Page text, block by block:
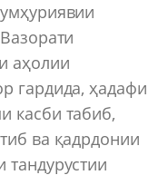
аҳолии
гардида, ҳадафи
касби табиб,
ва қадрдонии